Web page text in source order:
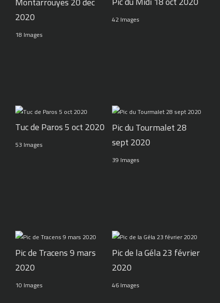
2020
18 Images
42 Images
Tuc de Paros 5 oct 2020
53 Images
Pic du Tourmalet 28
sept 2020
39 Images
Pic de Tracens 9 mars
2020
10 Images
Pic de la Géla 23 février
2020
46 Images